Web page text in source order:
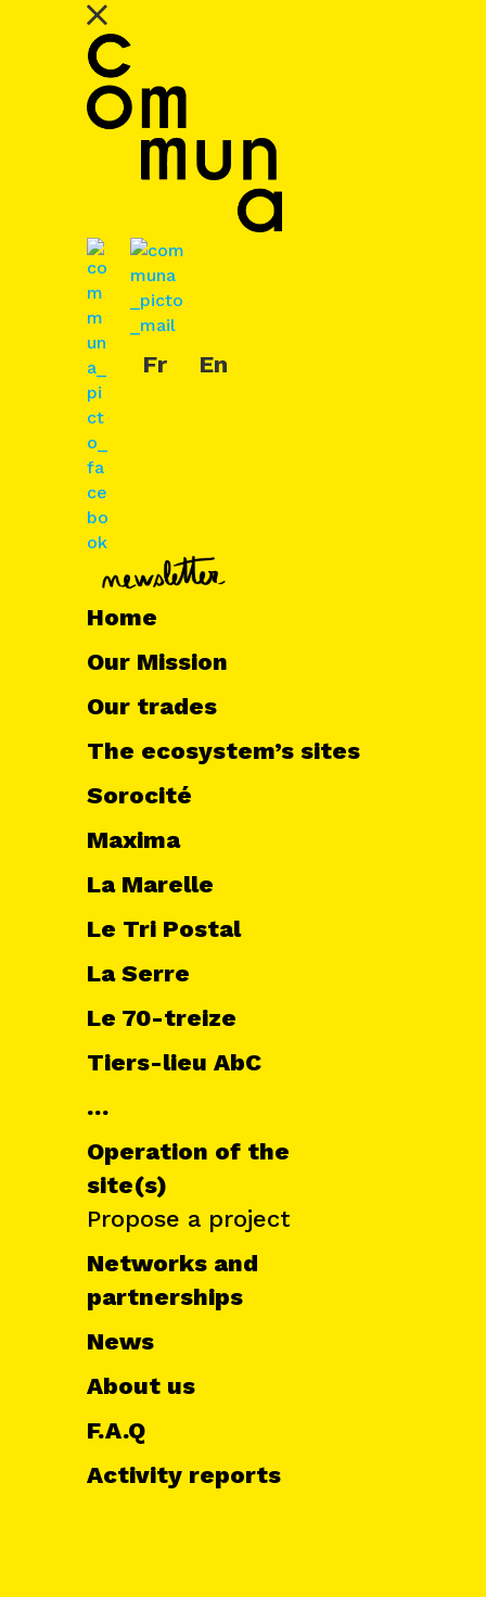
Fr En
Home
Our Mission
Our trades
The ecosystem’s sites
Sorocité
Maxima
La Marelle
Le Tri Postal
La Serre
Le 70-treize
Tiers-lieu AbC
…
Operation of the
site(s)
Propose a project
Networks and
partnerships
News
About us
F.A.Q
Activity reports